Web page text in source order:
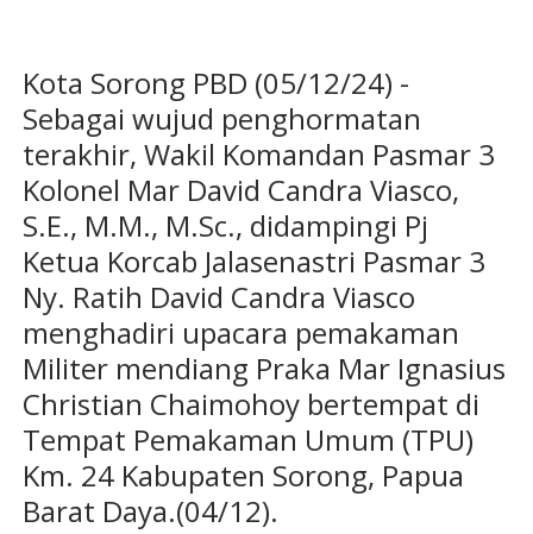
Kota Sorong PBD (05/12/24) -
Sebagai wujud penghormatan
terakhir, Wakil Komandan Pasmar 3
Kolonel Mar David Candra Viasco,
S.E., M.M., M.Sc., didampingi Pj
Ketua Korcab Jalasenastri Pasmar 3
Ny. Ratih David Candra Viasco
menghadiri upacara pemakaman
Militer mendiang Praka Mar Ignasius
Christian Chaimohoy bertempat di
Tempat Pemakaman Umum (TPU)
Km. 24 Kabupaten Sorong, Papua
Barat Daya.(04/12).